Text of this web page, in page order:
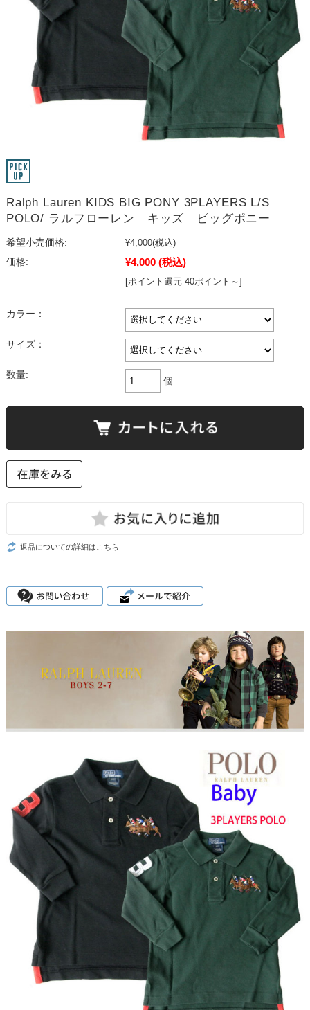
Ralph Lauren KIDS BIG PONY 3PLAYERS L/S
POLO/ ラルフローレン キッズ ビッグポニー
希望小売価格: ¥4,000(税込)
価格:
¥4,000 (税込)
[ポイント還元 40ポイント～]
カラー：
サイズ：
数量:
個
返品についての詳細はこちら